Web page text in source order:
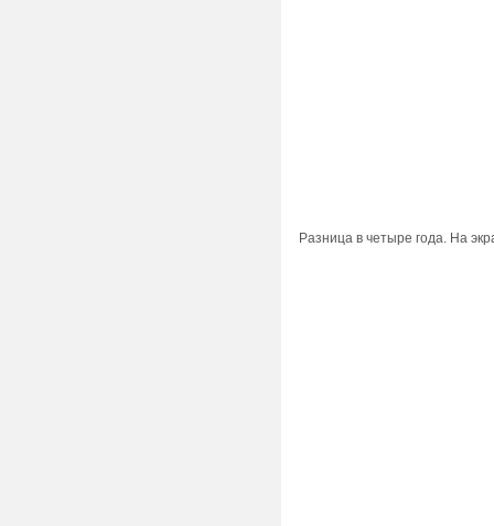
Разница в четыре года. На